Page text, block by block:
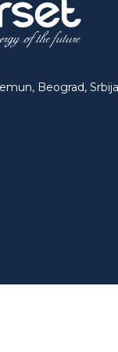
Beograd, Srbija